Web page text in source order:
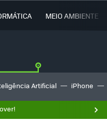
MEIO AMBIENTE
Artificial iPhone